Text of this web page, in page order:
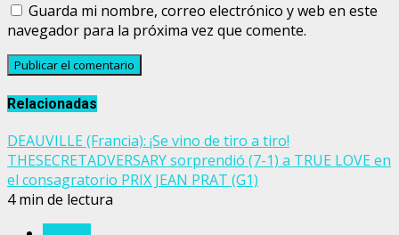
Guarda mi nombre, correo electrónico y web en este
navegador para la próxima vez que comente.
Relacionadas
DEAUVILLE (Francia): ¡Se vino de tiro a tiro!
THESECRETADVERSARY sorprendió (7-1) a TRUE LOVE en
el consagratorio PRIX JEAN PRAT (G1)
4 min de lectura